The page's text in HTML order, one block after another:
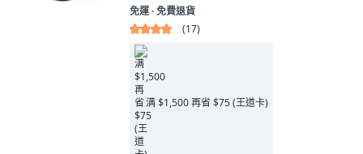
免運 ∙ 免費退貨
(17)
满 $1,500 再省 $75 (王道卡)